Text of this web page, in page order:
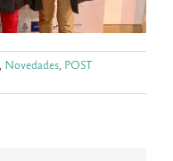
Novedades POST